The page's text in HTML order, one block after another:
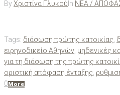
ByΧριστίνα Γλυκού In ΝΕΑ /
Tags: διάσωση πρώτης κατοικίας
ειρηνοδικείο Αθηνών μηδενικές
για τη διάσωση της πρώτης
οριστική απόφαση ένταξης
0 More